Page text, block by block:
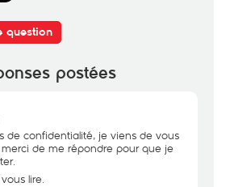
question
postées
de confidentialité, je viens de vous
de me répondre pour que je
lire.